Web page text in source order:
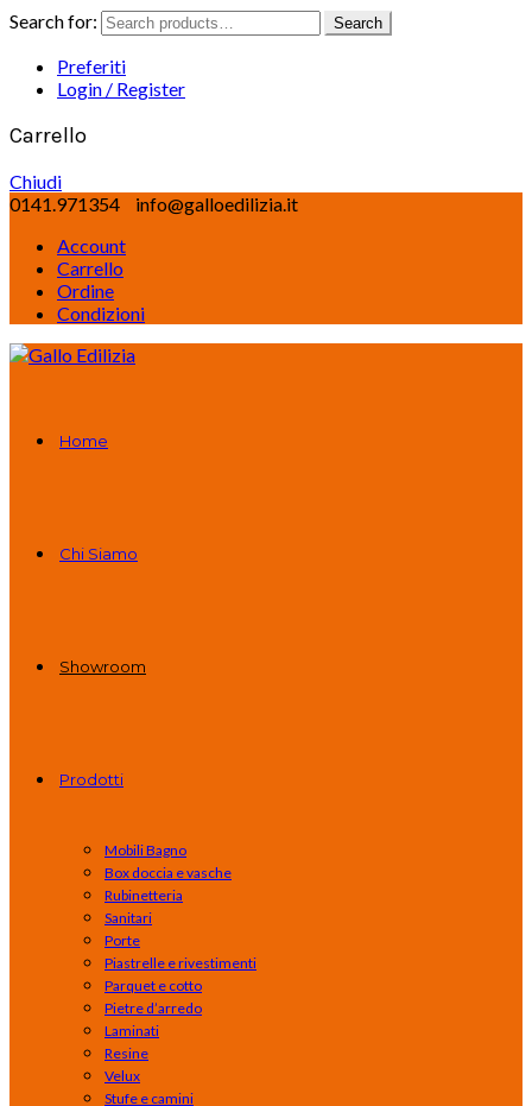
Search for: Search
Preferiti
Login / Register
Carrello
Chiudi
0141.971354
info@galloedilizia.it
Account
Carrello
Ordine
Condizioni
Home
Chi Siamo
Showroom
Prodotti
Mobili Bagno
Box doccia e vasche
Rubinetteria
Sanitari
Porte
Piastrelle e rivestimenti
Parquet e cotto
Pietre d’arredo
Laminati
Resine
Velux
Stufe e camini